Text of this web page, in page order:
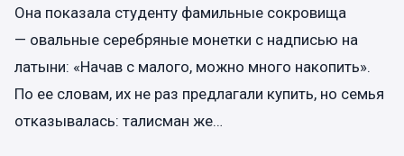
Она показала студенту фамильные сокровища
— овальные серебряные монетки с надписью на
латыни: «Начав с малого, можно много накопить».
По ее словам, их не раз предлагали купить, но семья
отказывалась: талисман же…